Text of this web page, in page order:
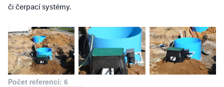
či čerpací systémy.
Počet referencí: 6